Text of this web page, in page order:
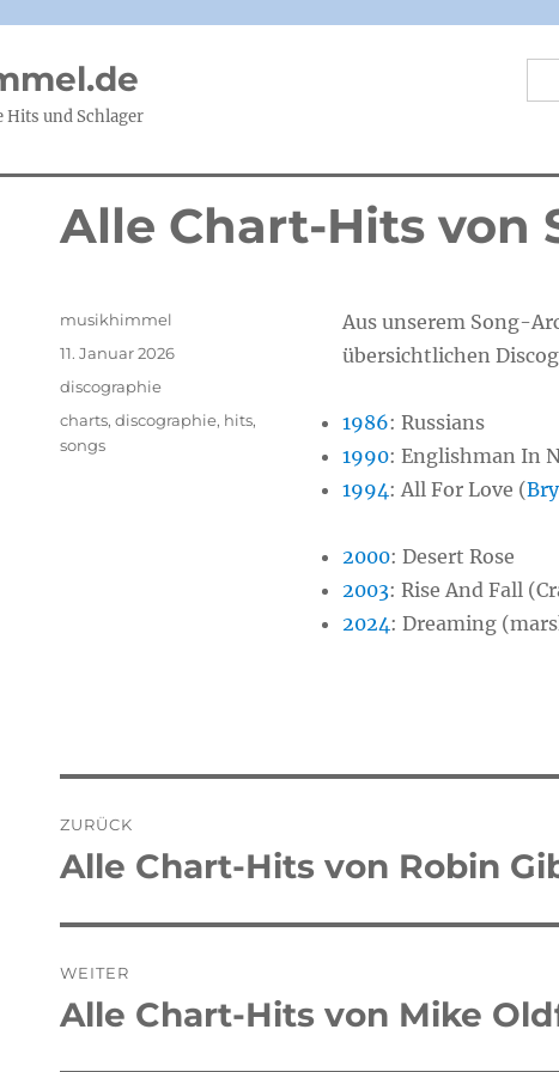
und Schlager
Alle Chart-Hits von
Aus unserem Song-
übersichtlichen
1986:Russians
1990:Englishman In
1994:All For Love (
2000:Desert Rose
2003: Rise And Fall
2024:Dreaming
Autor
musikhimmel
Veröffentlicht
am
11. Januar 2026
Kategorien
discographie
Schlagwörter
charts, discographie, hits,
songs
ZURÜCK
Vorheriger
Alle Chart-Hits von Robin
WEITER
Nächster
Alle Chart-Hits von Mike